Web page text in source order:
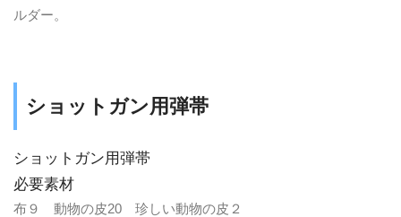
ルダー。
ショットガン用弾帯
ショットガン用弾帯
必要素材
布９ 動物の皮20 珍しい動物の皮２